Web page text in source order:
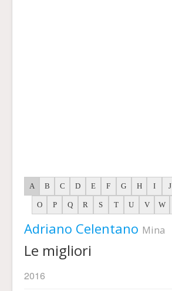
A B C D E F G H I J
O P Q R S T U V W
Adriano Celentano Mina
Le migliori
2016